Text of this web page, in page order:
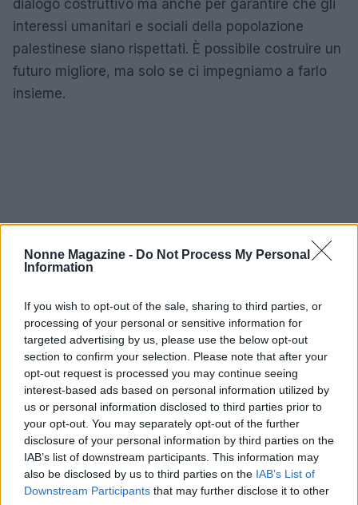
Nonne Magazine - Do Not Process My Personal
Information
If you wish to opt-out of the sale, sharing to third parties, or
processing of your personal or sensitive information for
targeted advertising by us, please use the below opt-out
section to confirm your selection. Please note that after your
opt-out request is processed you may continue seeing
interest-based ads based on personal information utilized by
us or personal information disclosed to third parties prior to
your opt-out. You may separately opt-out of the further
disclosure of your personal information by third parties on the
IAB’s list of downstream participants. This information may
also be disclosed by us to third parties on the IAB’s List of
Downstream Participants that may further disclose it to other
dialogo costruttivo ma anche per garantire che gli
interessi umanitari e sociali della popolazione
palestinese siano rispettati. È possibile costruire un
futuro migliore, ma solo se ci impegniamo a farlo
insieme.
AUTORE
AiAdhubMedia